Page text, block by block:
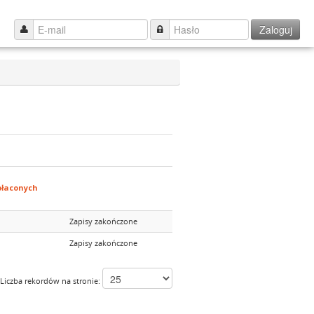
Zaloguj
Zapisy zakończone
Zapisy zakończone
Liczba rekordów na stronie: